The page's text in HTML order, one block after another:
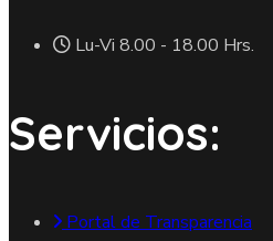
Lu-Vi 8.00 - 18.00 Hrs.
Servicios:
Portal de Transparencia